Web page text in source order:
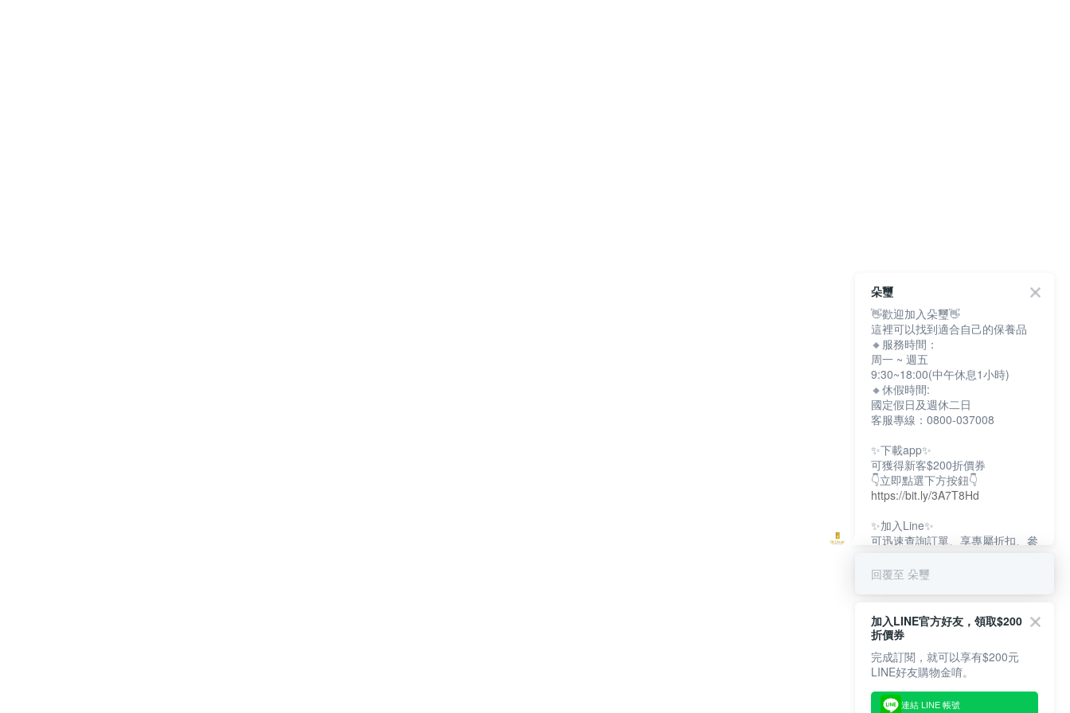
朵璽
👋歡迎加入朵璽👋
這裡可以找到適合自己的保養品
🔸服務時間：
周一 ~ 週五
9:30~18:00(中午休息1小時)
🔸休假時間:
國定假日及週休二日
客服專線：0800-037008
✨下載app✨
可獲得新客$200折價券
👇立即點選下方按鈕👇
https://bit.ly/3A7T8Hd
✨加入Line✨
可迅速查詢訂單、享專屬折扣、參
👇立即點選下方按鈕👇
✨追蹤IG✨
👇立即點選下方按鈕👇
回覆至 朵璽
加入LINE官方好友，領取$200
折價券
完成訂閱，就可以享有$200元
LINE好友購物金唷。
連結 LINE 帳號